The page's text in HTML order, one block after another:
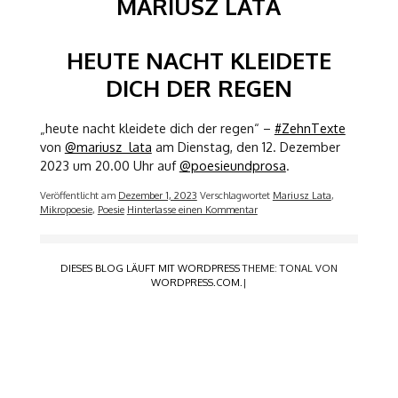
HEUTE NACHT KLEIDETE
DICH DER REGEN
„heute nacht kleidete dich der regen“ – #ZehnTexte
von @mariusz_lata am Dienstag, den 12. Dezember
2023 um 20.00 Uhr auf@poesieundprosa.
Veröffentlicht am Dezember 1, 2023 Verschlagwortet Mariusz Lata,
Mikropoesie, Poesie Hinterlasse einen Kommentar
DIESES BLOG LÄUFT MIT WORDPRESS THEME: TONAL VON
WORDPRESS.COM.|